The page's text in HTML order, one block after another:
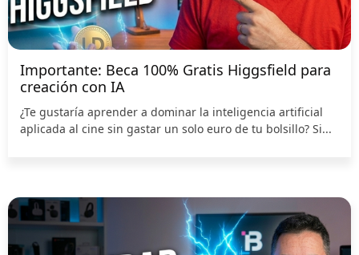
Importante: Beca 100% Gratis Higgsfield para
creación con IA
¿Te gustaría aprender a dominar la inteligencia artificial
aplicada al cine sin gastar un solo euro de tu bolsillo? Si...